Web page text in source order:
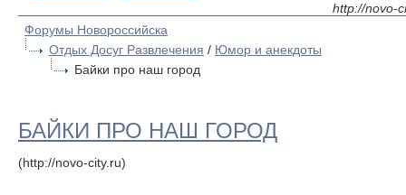
http://novo-
Форумы Новороссийска
Отдых Досуг Развлечения / Юмор и анекдоты
Байки про наш город
БАЙКИ ПРО НАШ ГОРОД
(http://novo-city.ru)